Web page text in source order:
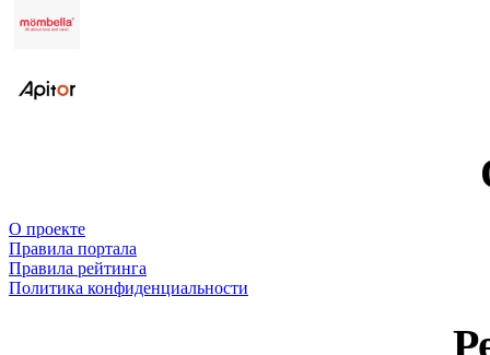
О проекте
Правила портала
Правила рейтинга
Политика конфиденциальности